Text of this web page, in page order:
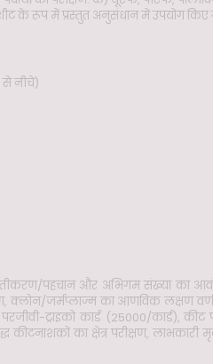
के रूप में प्रस्तुत अनुसंधान में उपयोग
नीचे)
पहचान और अभिगम संख्या का
जर्मप्लाज्म का आणविक लक्षण
ट्राइको कार्ड (25000/कार्ड),
का क्षेत्र परीक्षण, लाभकारी